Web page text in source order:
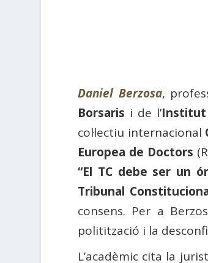
Daniel Berzosa,
Borsaris i de l’Institut
col·lectiu internacional
Europea de Doctors
“El TC debe ser un
Tribunal
consens. Per a
politització i la
L’acadèmic cita la